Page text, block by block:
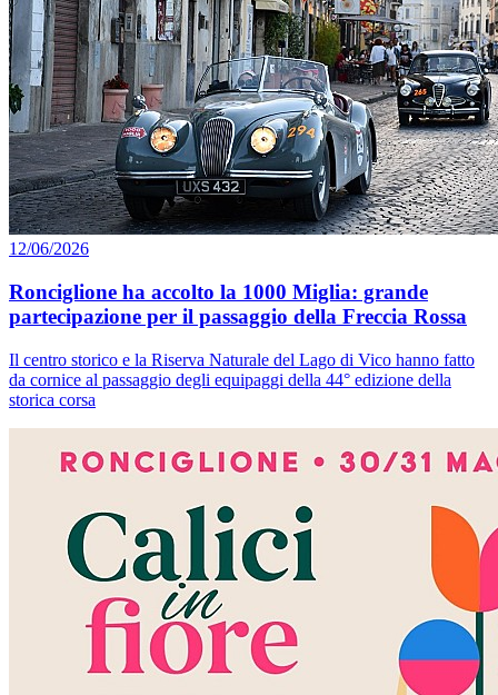
12/06/2026
Ronciglione ha accolto la 1000 Miglia: grande
partecipazione per il passaggio della Freccia Rossa
Il centro storico e la Riserva Naturale del Lago di Vico hanno fatto
da cornice al passaggio degli equipaggi della 44° edizione della
storica corsa